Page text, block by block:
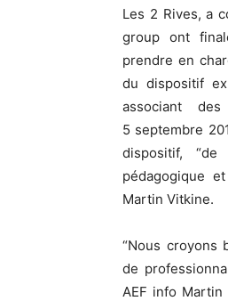
Les 2 Rives, a
group ont
prendre en
du dispositif
associant
5 septembre
dispositif, “de
pédagogique
Martin Vitkine.
“Nous croyons
de
AEF info Martin